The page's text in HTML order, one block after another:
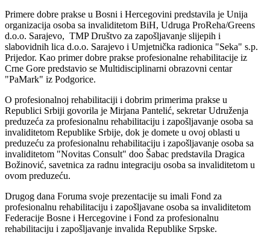
Primere dobre prakse u Bosni i Hercegovini predstavila je Unija
organizacija osoba sa invaliditetom BiH, Udruga ProReha/Greens
d.o.o. Sarajevo, TMP Društvo za zapošljavanje slijepih i
slabovidnih lica d.o.o. Sarajevo i Umjetnička radionica "Seka" s.p.
Prijedor. Kao primer dobre prakse profesionalne rehabilitacije iz
Crne Gore predstavio se Multidisciplinarni obrazovni centar
"PaMark" iz Podgorice.
O profesionalnoj rehabilitaciji i dobrim primerima prakse u
Republici Srbiji govorila je Mirjana Pantelić, sekretar Udruženja
preduzeća za profesionalnu rehabilitaciju i zapošljavanje osoba sa
invaliditetom Republike Srbije, dok je domete u ovoj oblasti u
preduzeću za profesionalnu rehabilitaciju i zapošljavanje osoba sa
invaliditetom "Novitas Consult" doo Šabac predstavila Dragica
Božinović, savetnica za radnu integraciju osoba sa invaliditetom u
ovom preduzeću.
Drugog dana Foruma svoje prezentacije su imali Fond za
profesionalnu rehabilitaciju i zapošljavane osoba sa invaliditetom
Federacije Bosne i Hercegovine i Fond za profesionalnu
rehabilitaciju i zapošljavanje invalida Republike Srpske.